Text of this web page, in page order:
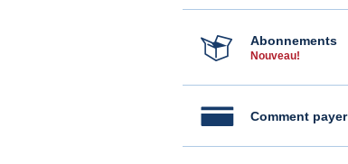
Abonnements
Nouveau!
Comment payer